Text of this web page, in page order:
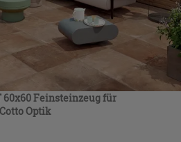
60x60 Feinsteinzeug für
Optik